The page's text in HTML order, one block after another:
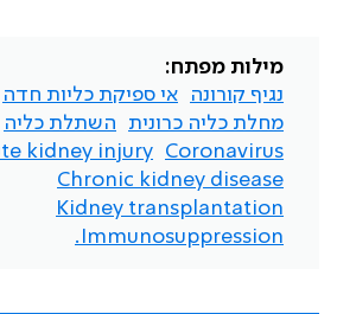
מילות מפתח:
נגיף קורונה
אי ספיקת כליות חדה
מחלת כליה כרונית
השתלת כליה
Coronavirus
kidney injury
Chronic kidney disease
Kidney transplantation
Immunosuppression.